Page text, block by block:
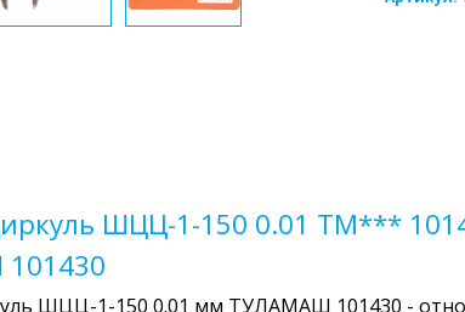
ШЦЦ-1-150 0.01 ТМ***
ШЦЦ-1-150 0.01 мм ТУЛАМАШ 101430 -